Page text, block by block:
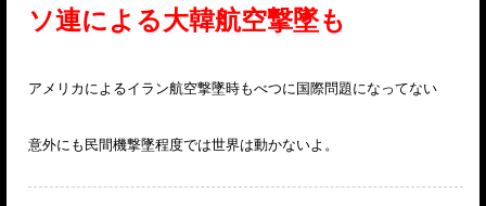
ソ連による大韓航空撃墜も
アメリカによるイラン航空撃墜時もべつに国際問題になってない
意外にも民間機撃墜程度では世界は動かないよ。